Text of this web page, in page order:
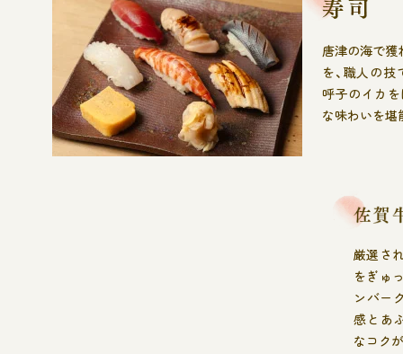
唐津の海で獲
を、職人の
呼子のイカを
な味わいを堪
厳選さ
をぎゅ
ンバー
感とあ
なコク